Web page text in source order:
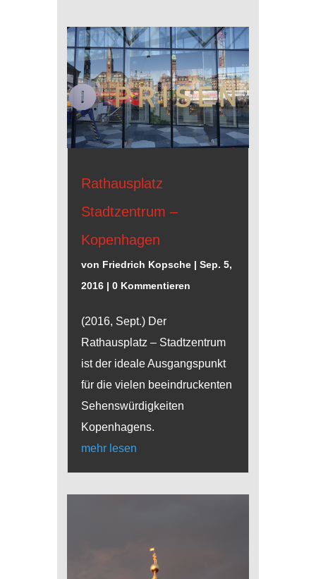
Rathausplatz
Stadtzentrum –
Kopenhagen
von Friedrich Kopsche| Sep. 5,
2016| 0 Kommentieren
(2016, Sept.) Der
Rathausplatz – Stadtzentrum
ist der ideale Ausgangspunkt
für die vielen beeindruckenten
Sehenswürdigkeiten
Kopenhagens.
mehr lesen